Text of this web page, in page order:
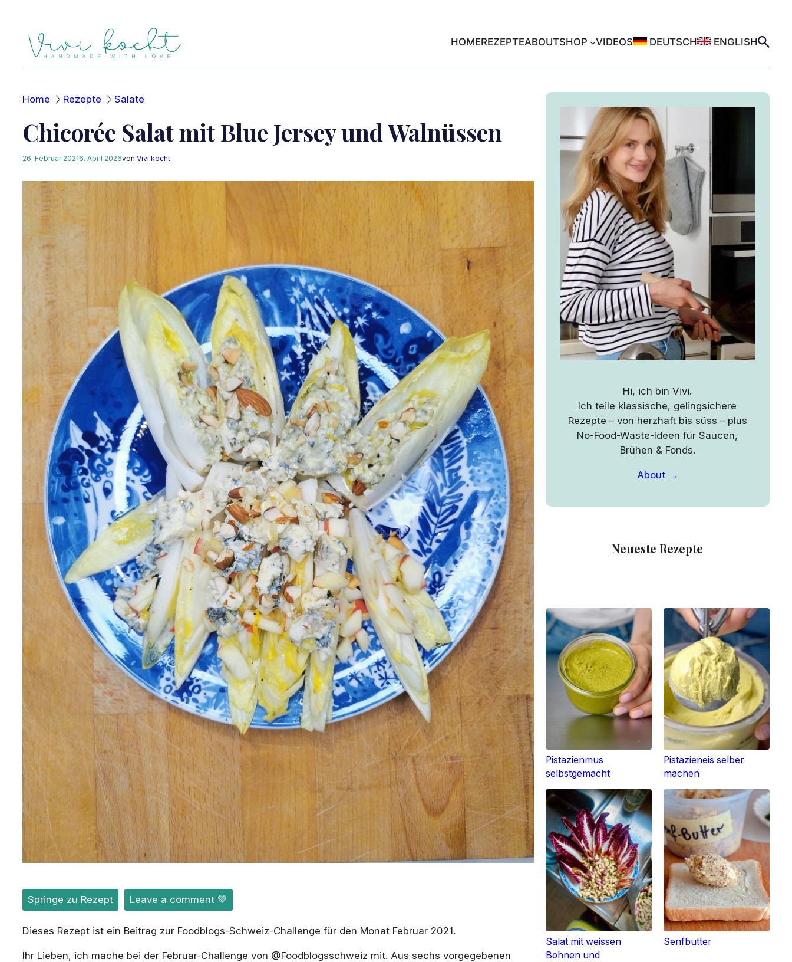
springen
HOMEREZEPTEABOUTSHOP VIDEOS DEUTSCH ENGLISH
Home Rezepte Salate
Chicorée Salat mit Blue Jersey und Walnüssen
26. Februar 20216. April 2026von Vivi kocht
Springe zu Rezept Leave a comment 💚
Dieses Rezept ist ein Beitrag zur Foodblogs-Schweiz-Challenge für den Monat Februar 2021.
Ihr Lieben, ich mache bei der Februar-Challenge von @Foodblogsschweiz mit. Aus sechs vorgegebenen
Hi, ich bin Vivi.
Ich teile klassische, gelingsichere
Rezepte – von herzhaft bis süss – plus
No-Food-Waste-Ideen für Saucen,
Brühen & Fonds.
About →
Neueste Rezepte
Pistazienmus
selbstgemacht
Pistazieneis selber
machen
Salat mit weissen
Bohnen und
Senfbutter